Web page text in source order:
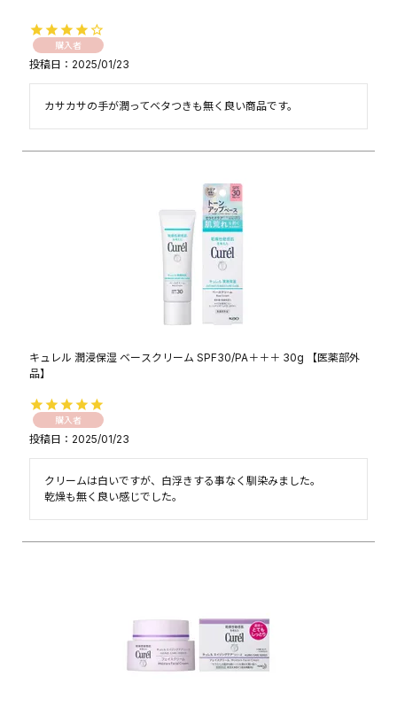
購入者
投稿日 2025/01/23
カサカサの手が潤ってベタつきも無く良い商品です。
キュレル 潤浸保湿 ベースクリーム SPF30/PA＋＋＋ 30g 【医薬部外
品】
購入者
投稿日 2025/01/23
クリームは白いですが、白浮きする事なく馴染みました。
乾燥も無く良い感じでした。